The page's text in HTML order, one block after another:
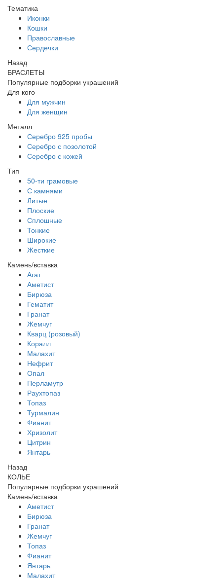
Тематика
Иконки
Кошки
Православные
Сердечки
Назад
БРАСЛЕТЫ
Популярные подборки украшений
Для кого
Для мужчин
Для женщин
Металл
Серебро 925 пробы
Серебро с позолотой
Серебро с кожей
Тип
50-ти грамовые
С камнями
Литые
Плоские
Сплошные
Тонкие
Широкие
Жесткие
Камень/вставка
Агат
Аметист
Бирюза
Гематит
Гранат
Жемчуг
Кварц (розовый)
Коралл
Малахит
Нефрит
Опал
Перламутр
Раухтопаз
Топаз
Турмалин
Фианит
Хризолит
Цитрин
Янтарь
Назад
КОЛЬЕ
Популярные подборки украшений
Камень/вставка
Аметист
Бирюза
Гранат
Жемчуг
Топаз
Фианит
Янтарь
Малахит